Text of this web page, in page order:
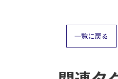
一覧に戻る